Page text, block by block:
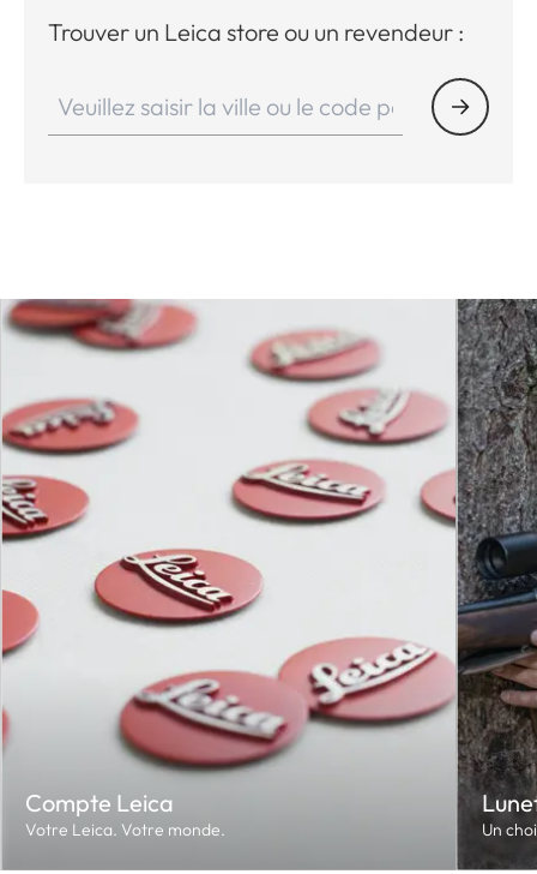
Trouver un Leica store ou un revendeur :
Compte Leica
Votre Leica. Votre monde. Un